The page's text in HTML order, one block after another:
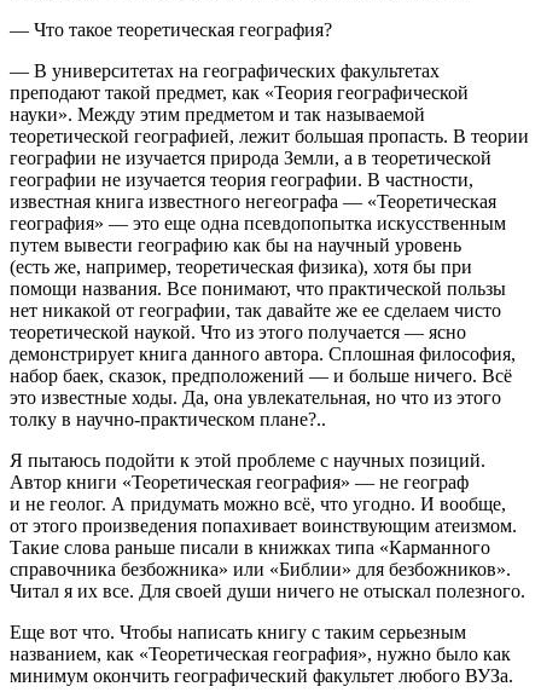
— Что такое теоретическая география?
— В университетах на географических факультетах
преподают такой предмет, как «Теория географической
науки». Между этим предметом и так называемой
теоретической географией, лежит большая пропасть. В теории
географии не изучается природа Земли, а в теоретической
географии не изучается теория географии. В частности,
известная книга известного негеографа — «Теоретическая
география» — это еще одна псевдопопытка искусственным
путем вывести географию как бы на научный уровень
(есть же, например, теоретическая физика), хотя бы при
помощи названия. Все понимают, что практической пользы
нет никакой от географии, так давайте же ее сделаем чисто
теоретической наукой. Что из этого получается — ясно
демонстрирует книга данного автора. Сплошная философия,
набор баек, сказок, предположений — и больше ничего. Всё
это известные ходы. Да, она увлекательная, но что из этого
толку в научно-практическом плане?..
Я пытаюсь подойти к этой проблеме с научных позиций.
Автор книги «Теоретическая география» — не географ
и не геолог. А придумать можно всё, что угодно. И вообще,
от этого произведения попахивает воинствующим атеизмом.
Такие слова раньше писали в книжках типа «Карманного
справочника безбожника» или «Библии» для безбожников».
Читал я их все. Для своей души ничего не отыскал полезного.
Еще вот что. Чтобы написать книгу с таким серьезным
названием, как «Теоретическая география», нужно было как
минимум окончить географический факультет любого ВУЗа.